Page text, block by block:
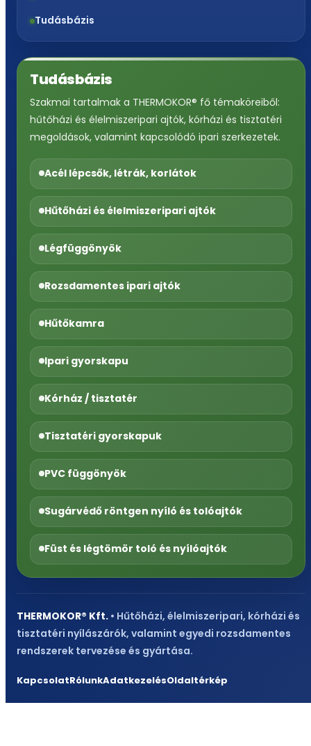
Tudásbázis
Tudásbázis
Szakmai tartalmak a THERMOKOR® fő témaköreiből:
hűtőházi és élelmiszeripari ajtók, kórházi és tisztatéri
megoldások, valamint kapcsolódó ipari szerkezetek.
Acél lépcsők, létrák, korlátok
Hűtőházi és élelmiszeripari ajtók
Légfüggönyök
Rozsdamentes ipari ajtók
Hűtőkamra
Ipari gyorskapu
Kórház / tisztatér
Tisztatéri gyorskapuk
PVC függönyök
Sugárvédő röntgen nyíló és tolóajtók
Füst és légtömör toló és nyílóajtók
THERMOKOR® Kft. • Hűtőházi, élelmiszeripari, kórházi és
tisztatéri nyílászárók, valamint egyedi rozsdamentes
rendszerek tervezése és gyártása.
KapcsolatRólunkAdatkezelésOldaltérkép